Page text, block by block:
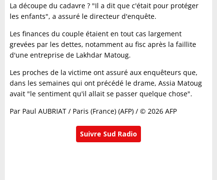
La découpe du cadavre ? "Il a dit que c'était pour protéger
les enfants", a assuré le directeur d'enquête.
Les finances du couple étaient en tout cas largement
grevées par les dettes, notamment au fisc après la faillite
d'une entreprise de Lakhdar Matoug.
Les proches de la victime ont assuré aux enquêteurs que,
dans les semaines qui ont précédé le drame, Assia Matoug
avait "le sentiment qu'il allait se passer quelque chose".
Par Paul AUBRIAT / Paris (France) (AFP) / © 2026 AFP
Suivre Sud Radio